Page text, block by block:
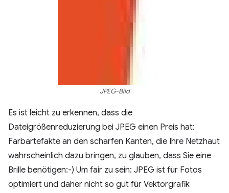
JPEG-Bild
Es ist leicht zu erkennen, dass die
Dateigrößenreduzierung bei JPEG einen Preis hat:
Farbartefakte an den scharfen Kanten, die Ihre Netzhaut
wahrscheinlich dazu bringen, zu glauben, dass Sie eine
Brille benötigen:-) Um fair zu sein: JPEG ist für Fotos
optimiert und daher nicht so gut für Vektorgrafik